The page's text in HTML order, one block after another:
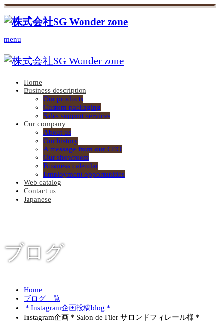
menu
Home
Business description
Our products
Custom packaging
Sales support services
Our company
About us
Our history
A message from our CEO
Our showroom
Business calendar
Employment opportunities
Web catalog
Contact us
Japanese
ブログ
Home
ブログ一覧
＊Instagram企画投稿blog＊
Instagram企画＊Salon de Filer サロンドフィレール様＊